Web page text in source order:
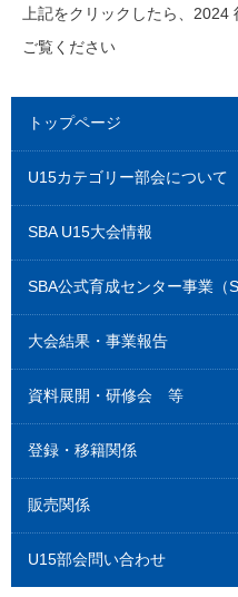
上記をクリックしたら、
ご覧ください
トップページ
U15カテゴリー部会について
SBA U15大会情報
SBA公式育成センター事業（
大会結果・事業報告
資料展開・研修会 等
登録・移籍関係
販売関係
U15部会問い合わせ